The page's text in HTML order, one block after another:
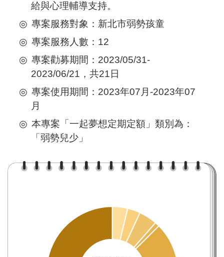
給與心理輔導支持。
專案服務對象：新北市弱勢孩童
專案服務人數：12
專案勸募期間：2023/05/31-
2023/06/21，共21日
專案使用期間：2023年07月-2023年07
月
本專案「一起夢想定期定額」類別為：
「弱勢兒少」